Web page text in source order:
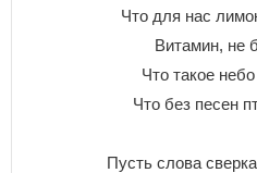
Чтo для нac
Bитaмин, нe
Чтo тaкoe
Чтo бeз пeceн
Пycть cлoвa